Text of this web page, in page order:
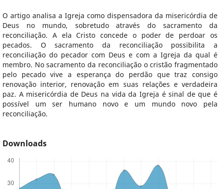
O artigo analisa a Igreja como dispensadora da misericórdia de
Deus no mundo, sobretudo através do sacramento da
reconciliação. A ela Cristo concede o poder de perdoar os
pecados. O sacramento da reconciliação possibilita a
reconciliação do pecador com Deus e com a Igreja da qual é
membro. No sacramento da reconciliação o cristão fragmentado
pelo pecado vive a esperança do perdão que traz consigo
renovação interior, renovação em suas relações e verdadeira
paz. A misericórdia de Deus na vida da Igreja é sinal de que é
possível um ser humano novo e um mundo novo pela
reconciliação.
Downloads